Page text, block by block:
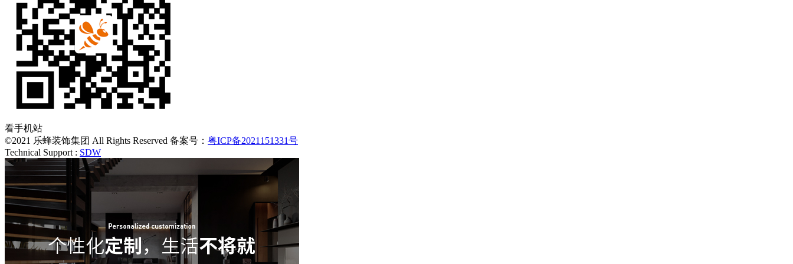
看手机站
©2021 乐蜂装饰集团 All Rights Reserved 备案号： 粤ICP备2021151331号
Technical Support : SDW